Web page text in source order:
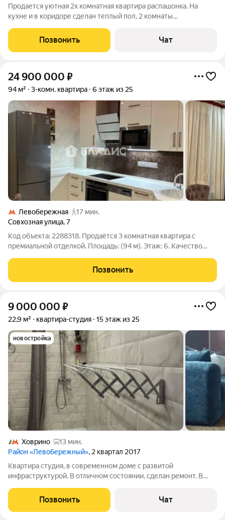
Продается уютная 2х комнатная квартира распашонка. На
кухне и в коридоре сделан теплый пол, 2 комнаты
и в комнате установлены кондиционеры. Полгода назад
сделать ремонт, межкомнатные двери
Позвонить Чат
24 900 000 ₽
94 м² 3-комн. квартира 6 этаж из 25
Левобережная
17 мин.
Совхозная улица,7
Код объекта: 2288318. Продаётся 3 комнатная квартира с
премиальной отделкой. Площадь: (94 м). Этаж: 6. Качество
натуральные деревянные двери, паркет в жилых комнатах.
Премиальная мебель
Позвонить
9 000 000 ₽
22,9 м² квартира-студия 15 этаж из 25
новостройка
Ховрино
13 мин.
Район «Левобережный», 2 квартал 2017
Квартира студия, в современном доме с развитой
инфраструктурой. В отличном состоянии, сделан ремонт. В
удобные выезды на Ленинградское шоссе, МЦД и МКАД.
Ближайшая станция метро Ховрино, на
Позвонить Чат